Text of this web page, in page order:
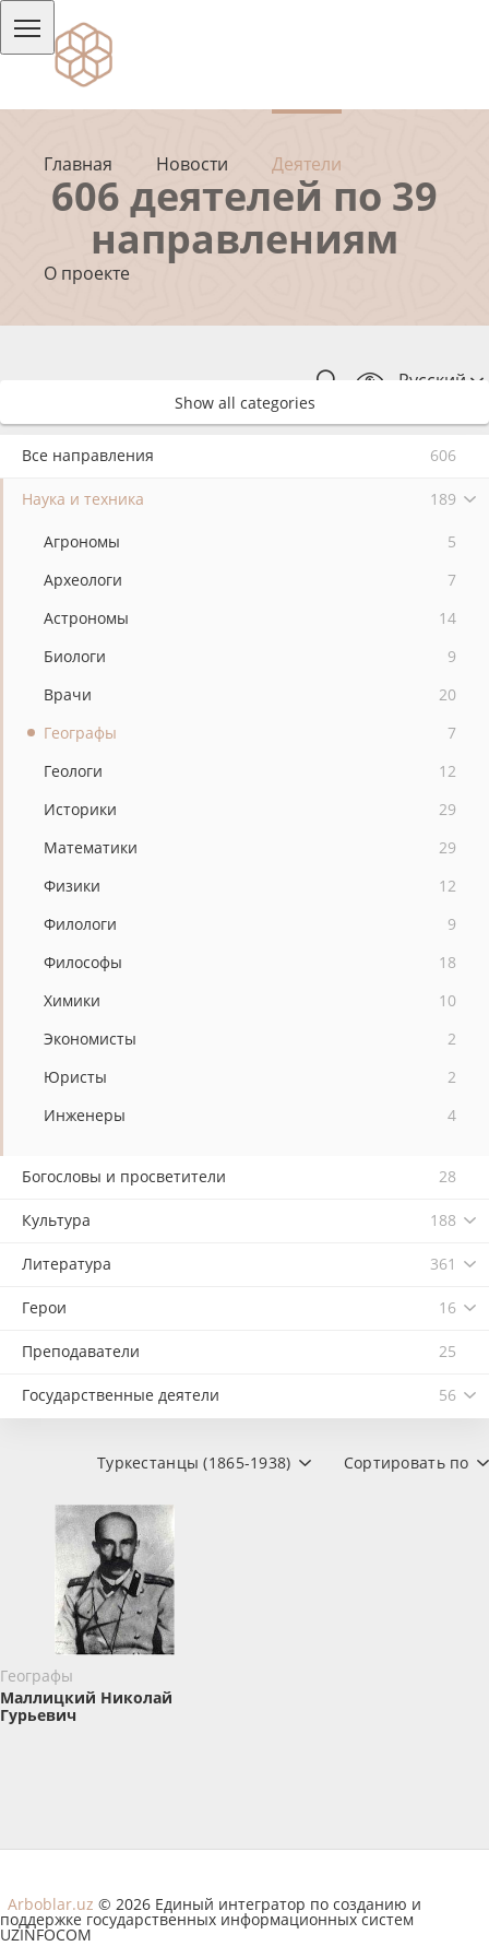
Главная Новости Деятели
О проекте
Русский
606 деятелей по 39
направлениям
Show all categories
Все направления 606
Наука и техника 189
Агрономы
5
Археологи
7
Астрономы
14
Биологи
9
Врачи
20
Географы
7
Геологи
12
Историки
29
Математики
29
Физики
12
Филологи
9
Философы
18
Химики
10
Экономисты
2
Юристы
2
Инженеры
4
Богословы и просветители 28
Культура 188
Литература 361
Герои 16
Преподаватели 25
Государственные деятели 56
Сортировать по
Туркестанцы (1865-1938)
Географы
Маллицкий Николай
Гурьевич
Arboblar.uz © 2026 Единый интегратор по созданию и
поддержке государственных информационных систем
UZINFOCOM